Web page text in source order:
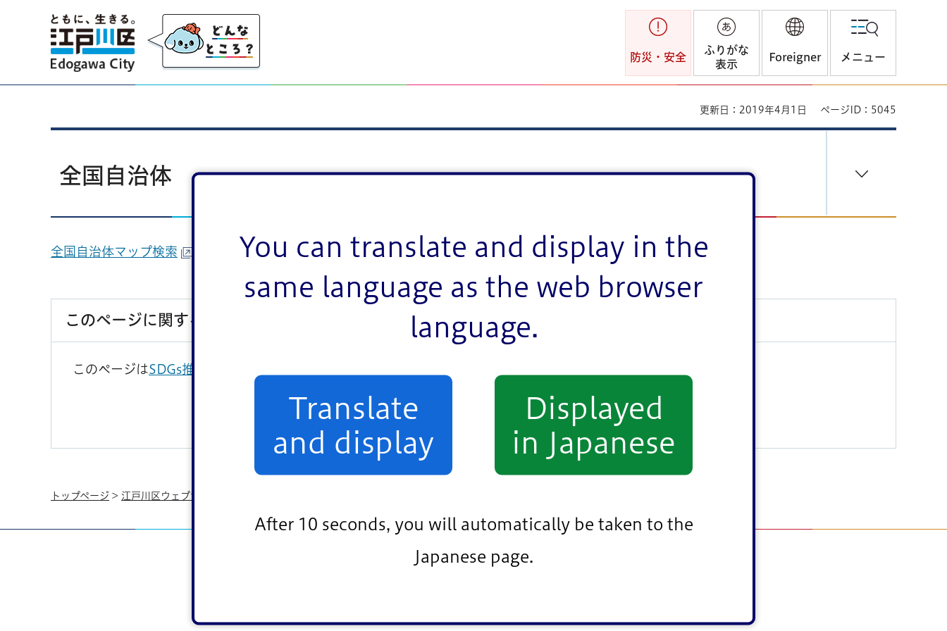
You can translate and display in the
same language as the web browser
language.
Translate
and display
Displayed
in Japanese
After 10 seconds, you will automatically be taken to the
Japanese page.
江戸川区
防災・安全
ふりがな
表示
Foreigner メニュー
更新日：2019年4月1日 ページID：5045
全国自治体
全国自治体マップ検索
このページに関するお問い合わせ
このページはSDGs推進部広報課
トップページ > 江戸川区ウェブサイトの利用